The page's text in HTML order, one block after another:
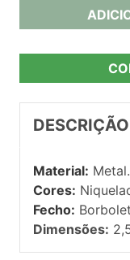
Material: Metal.
Cores:
Fecho:
Dimensões: